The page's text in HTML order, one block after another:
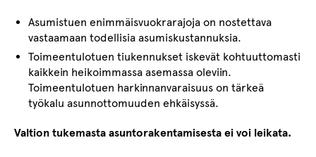
Asumistuen enimmäisvuokrarajoja on nostettava
vastaamaan todellisia asumiskustannuksia.
Toimeentulotuen tiukennukset iskevät kohtuuttomasti
kaikkein heikoimmassa asemassa oleviin.
Toimeentulotuen harkinnanvaraisuus on tärkeä
työkalu asunnottomuuden ehkäisyssä.
Valtion tukemasta asuntorakentamisesta ei voi leikata.